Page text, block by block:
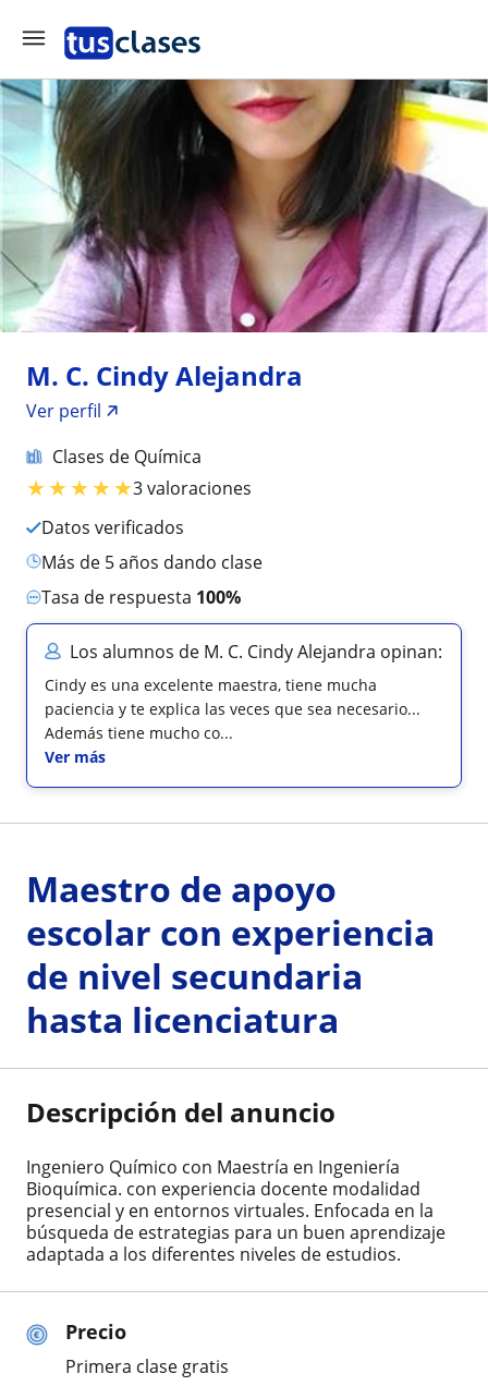
M. C. Cindy Alejandra
Ver perfil
Clases de Química
★★★★★3 valoraciones
Datos verificados
más de 5 años dando clase
Tasa de respuesta 100%
Los alumnos de M. C. Cindy Alejandra opinan:
Cindy es una excelente maestra, tiene mucha
paciencia y te explica las veces que sea necesario...
Además tiene mucho co...
Ver más
Precio
Primera clase gratis
Maestro de apoyo
escolar con experiencia
de nivel secundaria
hasta licenciatura
Descripción del anuncio
Ingeniero Químico con Maestría en Ingeniería
Bioquímica. con experiencia docente modalidad
presencial y en entornos virtuales. Enfocada en la
búsqueda de estrategias para un buen aprendizaje
adaptada a los diferentes niveles de estudios.